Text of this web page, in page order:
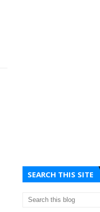
SEARCH THIS SITE